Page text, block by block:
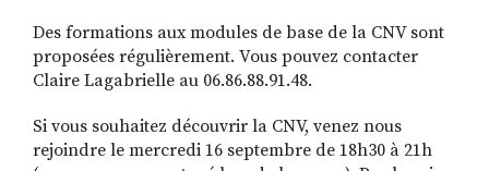
Des formations aux modules de base de la CNV sont
proposées régulièrement. Vous pouvez contacter
Claire Lagabrielle au 06.86.88.91.48.
Si vous souhaitez découvrir la CNV, venez nous
rejoindre le mercredi 16 septembre de 18h30 à 21h